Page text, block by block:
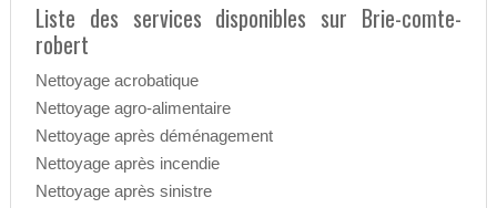
Liste des services disponibles sur Brie-comte-
robert
Nettoyage acrobatique
Nettoyage agro-alimentaire
Nettoyage après déménagement
Nettoyage après incendie
Nettoyage après sinistre